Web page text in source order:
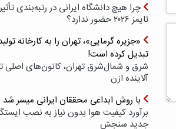
چرا هیچ دانشگاه ایرانی در رتبه‌بندی
تایمز ۲۰۲۶ حضور ندارد؟
«جزیره گرمایی»، تهران را به کارخانه
تبدیل کرده است!
شرق و شمال‌شرق تهران، کانون‌های اصلی
آلاینده ازن
با روش ابداعی محققان ایرانی میسر شد
برآورد کیفیت هوا بدون نیاز به نصب
جدید سنجش